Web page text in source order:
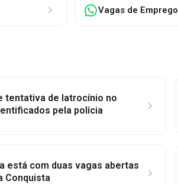
Vagas de Emprego
tentativa de latrocínio no
pela polícia
está com duas vagas abertas
Conquista